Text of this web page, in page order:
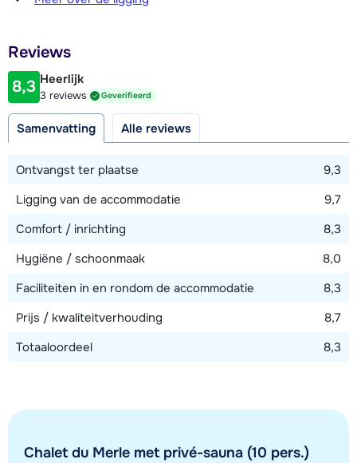
150 meter
150 meter
Afstand tot piste
100 meter
100 meter
Bekijk kaart
Reviews
8,3 Heerlijk
3 reviews Geverifieerd
Samenvatting Alle reviews
Ontvangst ter plaatse
9,3
Ligging van de accommodatie
9,7
Comfort / inrichting
8,3
Hygiëne / schoonmaak
8,0
Faciliteiten in en rondom de accommodatie
8,3
Prijs / kwaliteitverhouding
8,7
Totaaloordeel
8,3
Chalet du Merle met privé-sauna (10 pers.)